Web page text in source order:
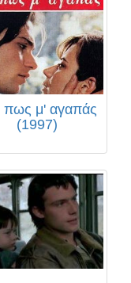
πως μ' αγαπάς
(1997)